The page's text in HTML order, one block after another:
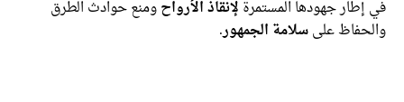
في إطار جهودها المستمرة لإنقاذ الأرواحومنع حوادث الطرق
والحفاظ علىسلامة الجمهور.